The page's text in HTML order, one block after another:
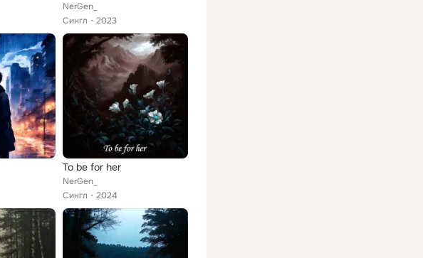
NerGen_
Сингл
2023
To be for her
NerGen_
Сингл
2024